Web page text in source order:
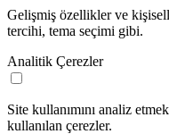
Gelişmiş özellikler ve
tercihi, tema seçimi gibi.
Analitik Çerezler
Site kullanımını analiz
kullanılan çerezler.